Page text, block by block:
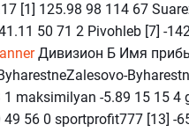
[1] 125.98 98 114 67
50 71 2 Pivohleb [7] -
Дивизион Б Имя
1 maksimilyan -5.89 15 15
56 0 sportprofit777 [13] -